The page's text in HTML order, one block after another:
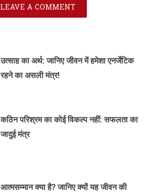
LEAVE A COMMENT
उत्साह का अर्थ: जानिए जीवन में हमेशा एनर्जेटिक
रहने का असली मंत्र!
कठिन परिश्रम का कोई विकल्प नहीं: सफलता का
जादुई मंत्र
आत्मसम्मान क्या है? जानिए क्यों यह जीवन की